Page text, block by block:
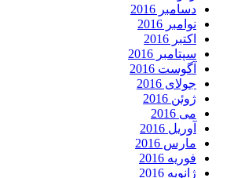
دسامبر 2016
نوامبر 2016
اکتبر 2016
سپتامبر 2016
آگوست 2016
جولای 2016
ژوئن 2016
می 2016
آوریل 2016
مارس 2016
فوریه 2016
ژانویه 2016